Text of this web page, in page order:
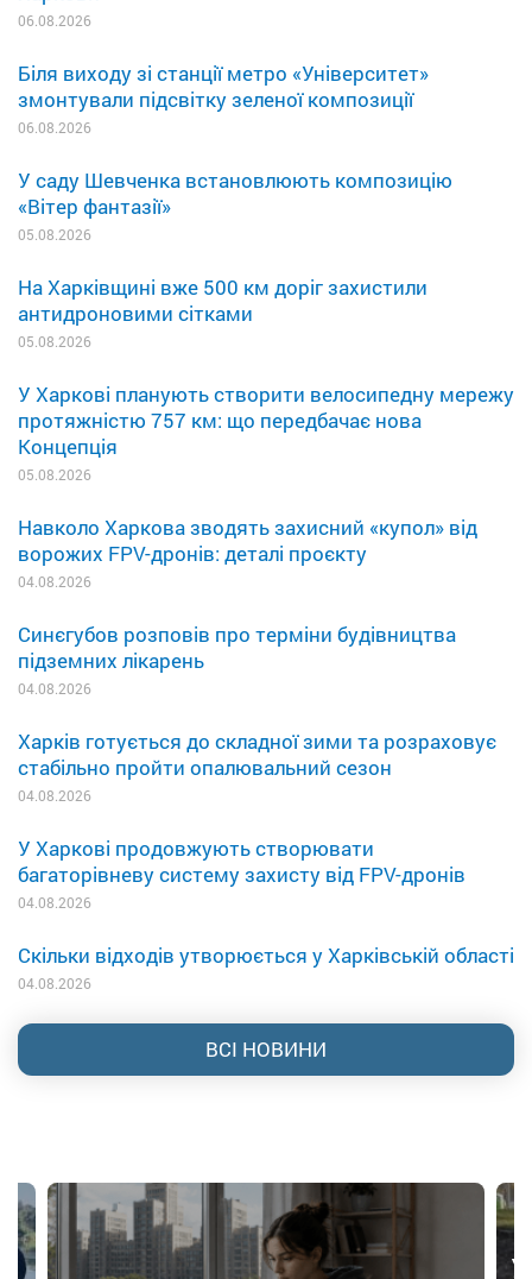
06.08.2026
Біля виходу зі станції метро «Університет»
змонтували підсвітку зеленої композиції
06.08.2026
У саду Шевченка встановлюють композицію
«Вітер фантазії»
05.08.2026
На Харківщині вже 500 км доріг захистили
антидроновими сітками
05.08.2026
У Харкові планують створити велосипедну мережу
протяжністю 757 км: що передбачає нова
Концепція
05.08.2026
Навколо Харкова зводять захисний «купол» від
ворожих FPV-дронів: деталі проєкту
04.08.2026
Синєгубов розповів про терміни будівництва
підземних лікарень
04.08.2026
Харків готується до складної зими та розраховує
стабільно пройти опалювальний сезон
04.08.2026
У Харкові продовжують створювати
багаторівневу систему захисту від FPV-дронів
04.08.2026
Скільки відходів утворюється у Харківській області
04.08.2026
ВСІ НОВИНИ